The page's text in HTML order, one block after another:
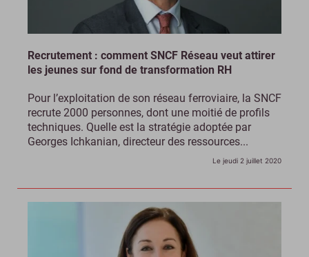
Recrutement : comment SNCF Réseau veut attirer
les jeunes sur fond de transformation RH
Pour l’exploitation de son réseau ferroviaire, la SNCF
recrute 2000 personnes, dont une moitié de profils
techniques. Quelle est la stratégie adoptée par
Georges Ichkanian, directeur des ressources...
Le jeudi 2 juillet 2020